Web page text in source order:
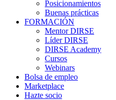
Posicionamientos
Buenas prácticas
FORMACIÓN
Mentor DIRSE
Líder DIRSE
DIRSE Academy
Cursos
Webinars
Bolsa de empleo
Marketplace
Hazte socio